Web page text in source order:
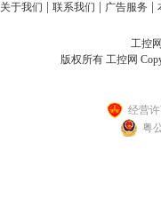
关于我们 联系我们 广告服务
工控
版权所有 工控网
经营
粤